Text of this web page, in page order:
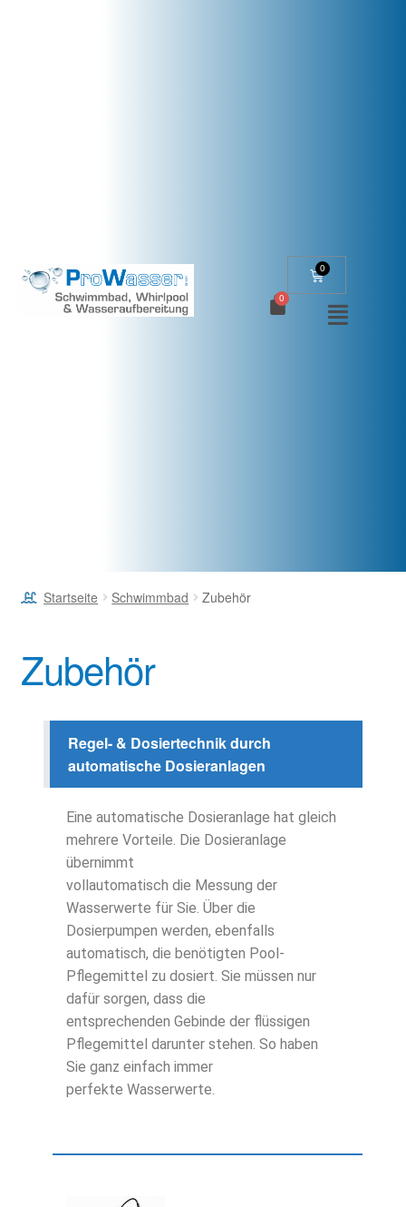
Startseite Schwimmbad Zubehör
Zubehör
Regel- & Dosiertechnik durch
automatische Dosieranlagen
Eine automatische Dosieranlage hat gleich
mehrere Vorteile. Die Dosieranlage
übernimmt
vollautomatisch die Messung der
Wasserwerte für Sie. Über die
Dosierpumpen werden, ebenfalls
automatisch, die benötigten Pool-
Pflegemittel zu dosiert. Sie müssen nur
dafür sorgen, dass die
entsprechenden Gebinde der flüssigen
Pflegemittel darunter stehen. So haben
Sie ganz einfach immer
perfekte Wasserwerte.